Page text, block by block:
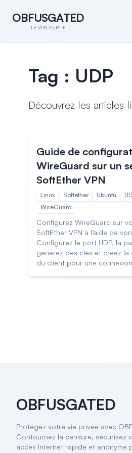
O
OB
BF
FU
US
SG
GA
AT
TE
ED
D
LE VPN FURTIF
Tag : UDP
Découvrez les articles
12
Guide de
WireGuard sur un
SoftEther VPN
Linux Softether Ubuntu
WireGuard
Configurez WireGuard sur
SoftEther VPN à l’aide de
Configurez le port UDP, la
générez des clés et créez
du client pour une
OBFUSGATED
Protégez votre vie privée avec
Contournez la censure, sécurisez
accès Internet rapide et anonyme